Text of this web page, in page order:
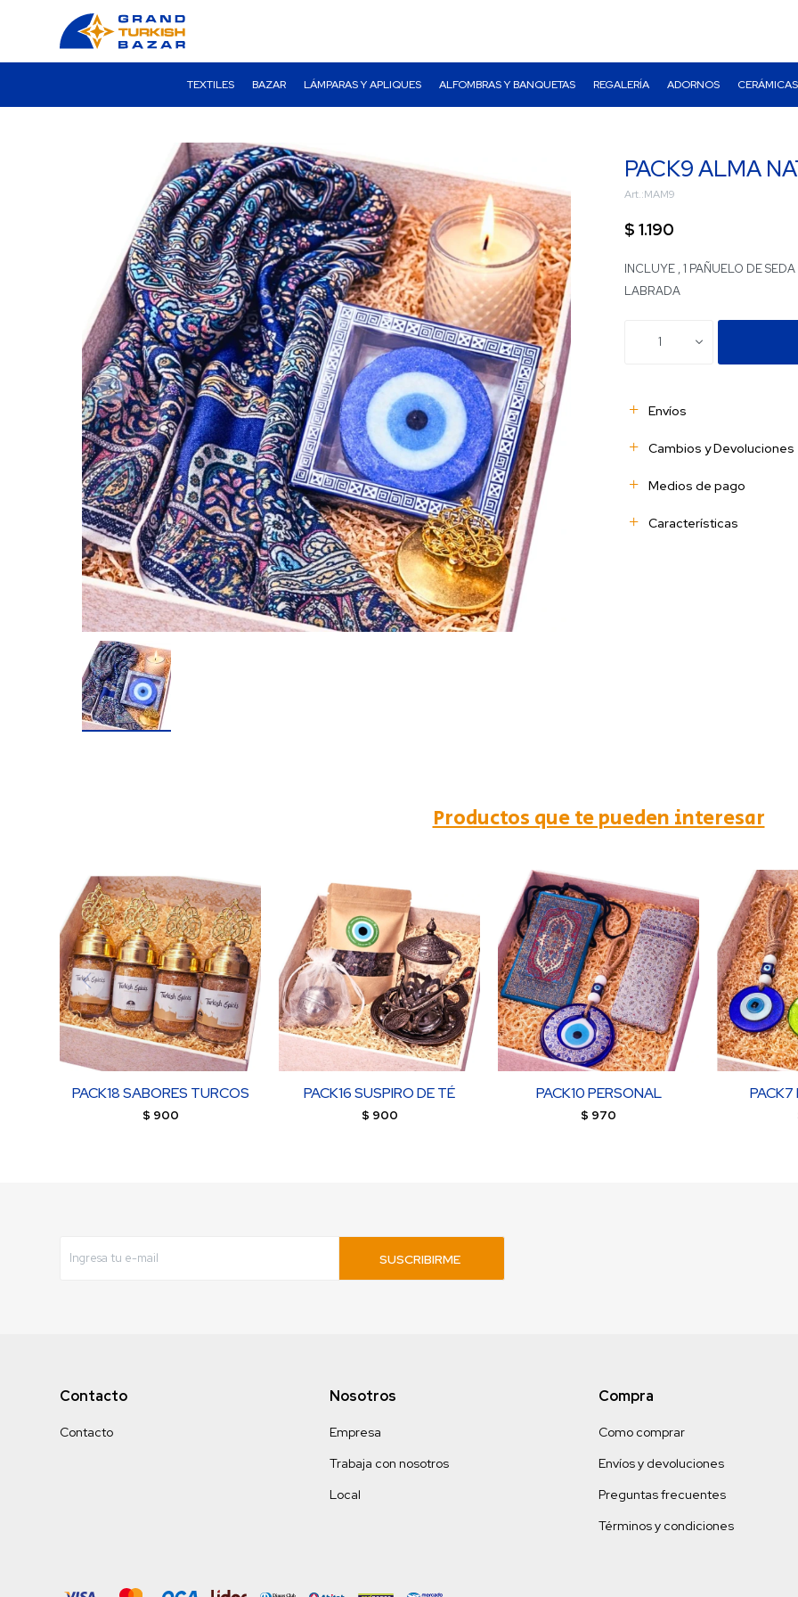
TEXTILES BAZAR LÁMPARAS Y APLIQUES ALFOMBRAS Y BANQUETAS REGALERÍA ADORNOS CERÁMICAS
PACK9 ALMA
MAM9
$ 1.190
INCLUYE , 1 PAÑUELO DE
LABRADA
1
Envíos
Cambios y Devoluciones
Medios de pago
Características
Productos que te pueden interesar
PACK18 SABORES TURCOS
$ 900
PACK16 SUSPIRO DE TÉ
$ 900
PACK10 PERSONAL
$ 970
PACK7
SUSCRIBIRME
Contacto
Contacto
Nosotros
Empresa
Trabaja con nosotros
Local
Compra
Como comprar
Envíos y devoluciones
Preguntas frecuentes
Términos y condiciones